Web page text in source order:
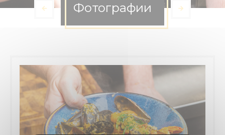
Фотографии